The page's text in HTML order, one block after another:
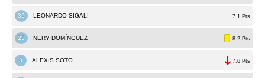
30 LEONARDO SIGALI 7.1 Pts
23 NERY DOMÍNGUEZ 8.2 Pts
3 ALEXIS SOTO 7.6 Pts